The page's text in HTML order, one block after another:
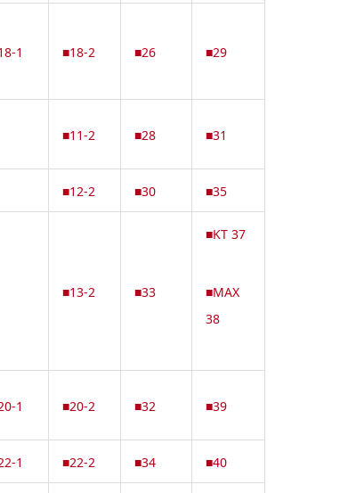
1 ■18-2 ■26 ■29
■11-2 ■28 ■31
■12-2 ■30 ■35
■13-2 ■33
■KT 37
■MAX
38
1 ■20-2 ■32 ■39
1 ■22-2 ■34 ■40